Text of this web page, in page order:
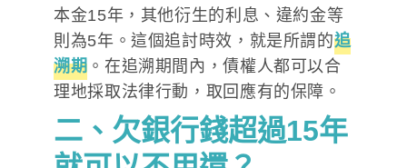
本金15年，其他衍生的利息、違約金等
則為5年。這個追討時效，就是所謂的追
溯期 。在追溯期間內，債權人都可以合
理地採取法律行動，取回應有的保障。
二、欠銀行錢超過15年